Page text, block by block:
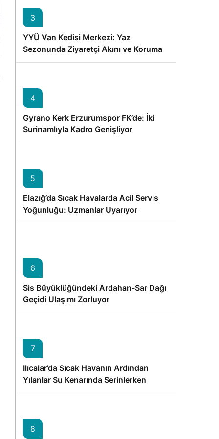
3
YYÜ Van Kedisi Merkezi: Yaz
Sezonunda Ziyaretçi Akını ve Koruma
Vurgusu
4
Gyrano Kerk Erzurumspor FK’de: İki
Surinamlıyla Kadro Genişliyor
5
Elazığ’da Sıcak Havalarda Acil Servis
Yoğunluğu: Uzmanlar Uyarıyor
6
Sis Büyüklüğündeki Ardahan-Sar Dağı
Geçidi Ulaşımı Zorluyor
7
Ilıcalar’da Sıcak Havanın Ardından
Yılanlar Su Kenarında Serinlerken
Görüntülendi
8